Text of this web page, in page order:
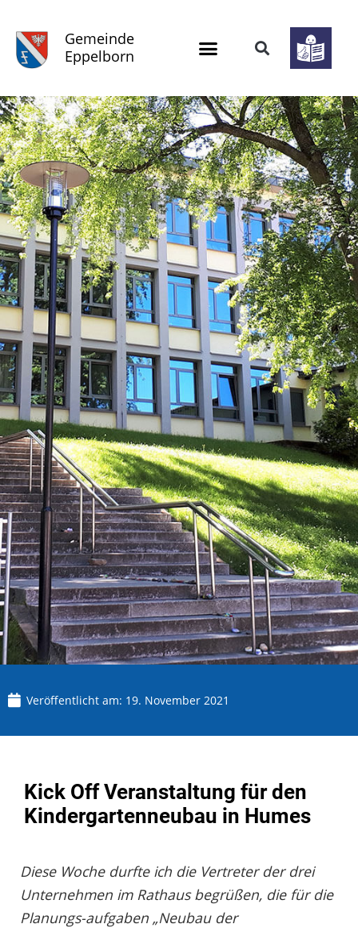
Gemeinde
Eppelborn
Veröffentlicht am: 19. November 2021
Kick Off Veranstaltung für den
Kindergartenneubau in Humes
Diese Woche durfte ich die Vertreter der drei
Unternehmen im Rathaus begrüßen, die für die
Planungs-aufgaben „Neubau der